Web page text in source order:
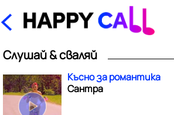
Слушай & сваляй
Късно за романтика
Сантра